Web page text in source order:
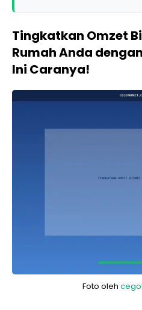
Tingkatkan Omzet
Rumah Anda
Ini Caranya!
Foto oleh